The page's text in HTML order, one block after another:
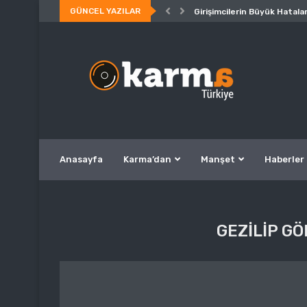
GÜNCEL YAZILAR Girişimcilerin Büyük
Anasayfa Karma’dan Manşet Haberler
GEZILIP